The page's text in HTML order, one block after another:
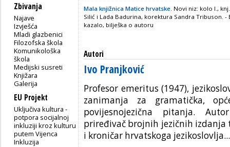
Zbivanja
Najave
Izvješća
Mladi glazbenici
Filozofska škola
Komunikološka
škola
Medijski susreti
Knjižara
Galerija
EU Projekt
Uključiva kultura -
potpora socijalnoj
inkluziji kroz kulturu
putem Vijenca
Inkluzija
Mala knjižnica Matice hrvatske. Novi niz: kolo I.,
Silić i Lada Badurina, korektura Sandra Tribuson.
kazalo, bilješka o autoru
Autori
Ivo Pranjković
Profesor emeritus (1947),
zanimanja za gramatička,
povijesnojezična pitanja.
priređivač brojnih jezičnih izdanja
i kroničar hrvatskoga